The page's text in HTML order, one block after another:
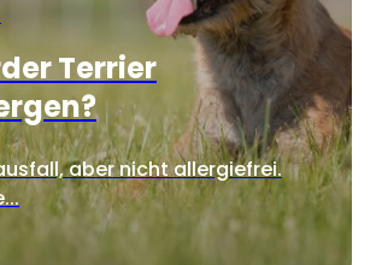
Terrier
aber nicht allergiefrei.